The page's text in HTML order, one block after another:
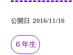
公開日 2016/11/16
６年生